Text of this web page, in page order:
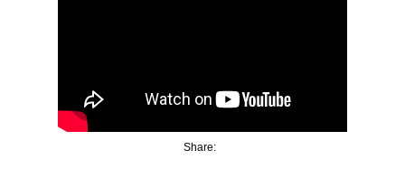
Share: